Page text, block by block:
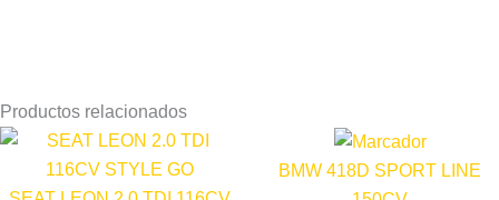
Productos relacionados
BMW 418D SPORT LINE